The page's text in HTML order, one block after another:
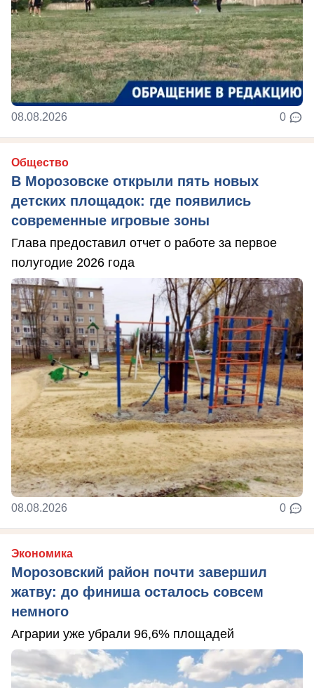
08.08.2026 0
Общество
В Морозовске открыли пять новых
детских площадок: где появились
современные игровые зоны
Глава предоставил отчет о работе за первое
полугодие 2026 года
08.08.2026 0
Экономика
Морозовский район почти завершил
жатву: до финиша осталось совсем
немного
Аграрии уже убрали 96,6% площадей